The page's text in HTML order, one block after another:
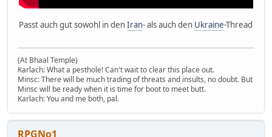
Passt auch gut sowohl in denIran- als auch den Ukraine-Thread
(At Bhaal Temple)
Karlach: What a pesthole! Can't wait to clear this place out.
Minsc: There will be much trading of threats and insults, no doubt. But
Minsc will be ready when it is time for boot to meet butt.
Karlach: You and me both, pal.
RPGNo1